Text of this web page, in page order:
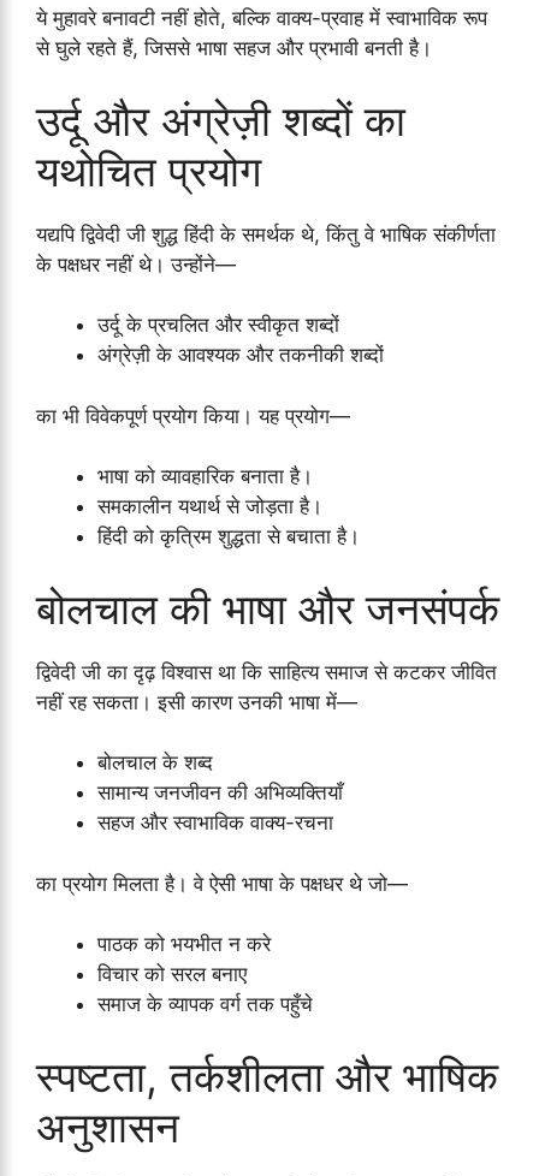
ये मुहावरे बनावटी नहीं होते, बल्कि वाक्य-प्रवाह में स्वाभाविक रूप
से घुले रहते हैं, जिससे भाषा सहज और प्रभावी बनती है।
उर्दू और अंग्रेज़ी शब्दों का
यथोचित प्रयोग
यद्यपि द्विवेदी जी शुद्ध हिंदी के समर्थक थे, किंतु वे भाषिक संकीर्णता
के पक्षधर नहीं थे। उन्होंने—
उर्दू के प्रचलित और स्वीकृत शब्दों
अंग्रेज़ी के आवश्यक और तकनीकी शब्दों
का भी विवेकपूर्ण प्रयोग किया। यह प्रयोग—
भाषा को व्यावहारिक बनाता है।
समकालीन यथार्थ से जोड़ता है।
हिंदी को कृत्रिम शुद्धता से बचाता है।
बोलचाल की भाषा और जनसंपर्क
द्विवेदी जी का दृढ़ विश्वास था कि साहित्य समाज से कटकर जीवित
नहीं रह सकता। इसी कारण उनकी भाषा में—
बोलचाल के शब्द
सामान्य जनजीवन की अभिव्यक्तियाँ
सहज और स्वाभाविक वाक्य-रचना
का प्रयोग मिलता है। वे ऐसी भाषा के पक्षधर थे जो—
पाठक को भयभीत न करे
विचार को सरल बनाए
समाज के व्यापक वर्ग तक पहुँचे
स्पष्टता, तर्कशीलता और भाषिक
अनुशासन